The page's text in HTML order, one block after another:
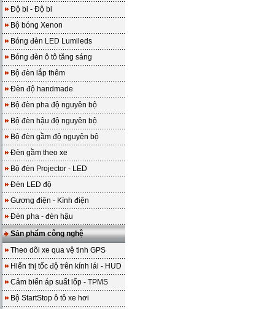
Độ bi - Độ bi
Bộ bóng Xenon
Bóng đèn LED Lumileds
Bóng đèn ô tô tăng sáng
Bộ đèn lắp thêm
Đèn độ handmade
Bộ đèn pha độ nguyên bộ
Bộ đèn hậu độ nguyên bộ
Bộ đèn gầm độ nguyên bộ
Đèn gầm theo xe
Bộ đèn Projector - LED
Đèn LED độ
Gương điện - Kính điện
Đèn pha - đèn hậu
Sản phẩm công nghệ
Theo dõi xe qua vệ tinh GPS
Hiển thị tốc độ trên kính lái - HUD
Cảm biến áp suất lốp - TPMS
Bộ StartStop ô tô xe hơi